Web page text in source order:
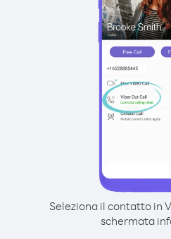
Seleziona il contatto in
schermata